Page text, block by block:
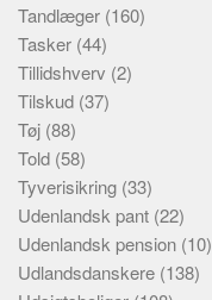
Tandlæger (160)
Tasker (44)
Tillidshverv (2)
Tilskud (37)
Tøj (88)
Told (58)
Tyverisikring (33)
Udenlandsk pant (22)
Udenlandsk pension (10)
Udlandsdanskere (138)